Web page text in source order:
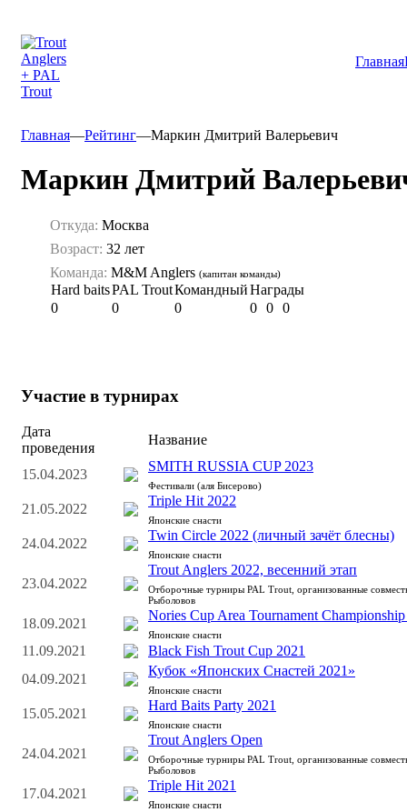
Главная
Главная—Рейтинг—Маркин Дмитрий Валерьевич
Маркин Дмитрий
Откуда: Москва
Возраст: 32 лет
Команда: M&M Anglers (капитан команды)
Hard baitsPAL TroutКомандныйНаграды
0
0 0 0 0 0
Участие в турнирах
Дата
проведения
Название
15.04.2023
SMITH RUSSIA CUP 2023
Фестивали (аля Бисерово)
21.05.2022
Triple Hit 2022
Японские снасти
24.04.2022
Twin Circle 2022 (личный зачёт блесны)
Японские снасти
23.04.2022
Trout Anglers 2022, весенний этап
Отборочные турниры PAL Trout, организованные
Рыболовов
18.09.2021
Nories Cup Area Tournament
Японские снасти
11.09.2021
Black Fish Trout Cup 2021
04.09.2021
Кубок «Японских Снастей 2021»
Японские снасти
15.05.2021
Hard Baits Party 2021
Японские снасти
24.04.2021
Trout Anglers Open
Отборочные турниры PAL Trout, организованные
Рыболовов
17.04.2021
Triple Hit 2021
Японские снасти